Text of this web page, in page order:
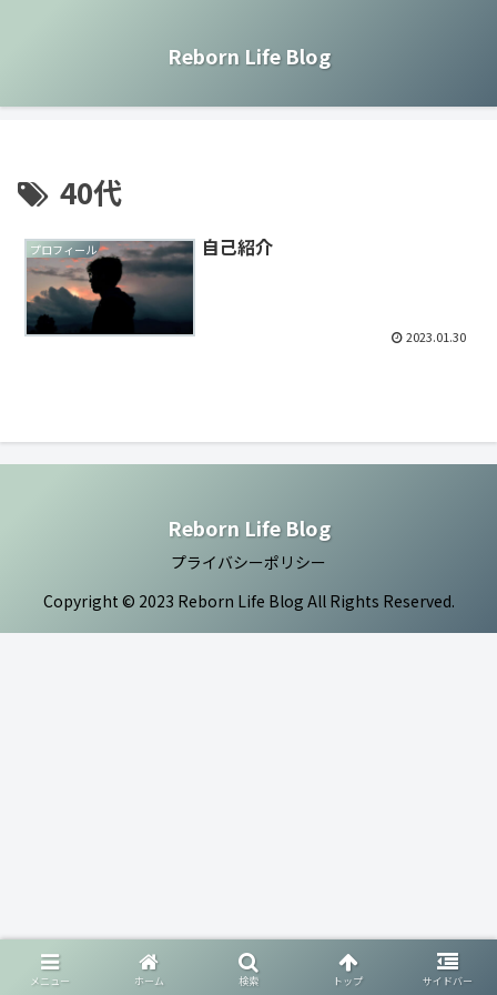
Reborn Life Blog
40代
プロフィール 自己紹介
2023.01.30
Reborn Life Blog
プライバシーポリシー
Copyright © 2023 Reborn Life Blog All Rights Reserved.
メニュー ホーム 検索 トップ サイドバー